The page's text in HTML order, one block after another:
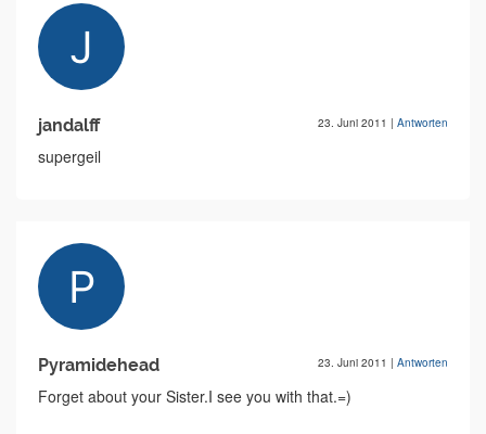
jandalff 23. Juni 2011 | Antworten
supergeil
Pyramidehead 23. Juni 2011 | Antworten
Forget about your Sister.I see you with that.=)